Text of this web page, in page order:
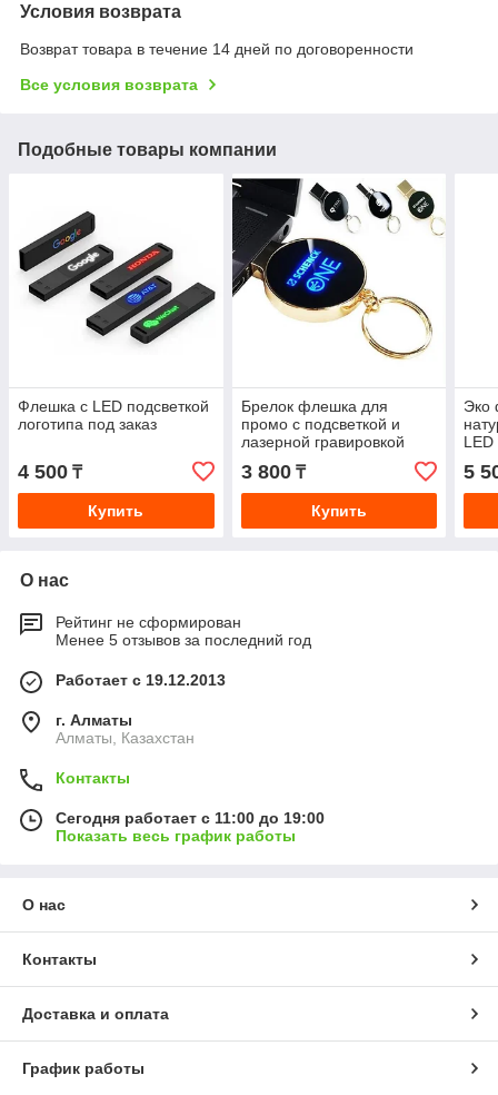
Условия возврата
Возврат товара в течение 14 дней по договоренности
Все условия возврата
Подобные товары компании
Флешка с LED подсветкой
логотипа под заказ
4 500 ₸
Купить
Брелок флешка для
промо с подсветкой и
лазерной гравировкой
логотипа
3 800₸
Купить
Эко
LED
5
О нас
Рейтинг не сформирован
Менее 5 отзывов за последний год
Работает с 19.12.2013
г. Алматы
Алматы, Казахстан
Контакты
Сегодня работает с 11:00 до 19:00
Показать весь график работы
О нас
Контакты
Доставка и оплата
График работы